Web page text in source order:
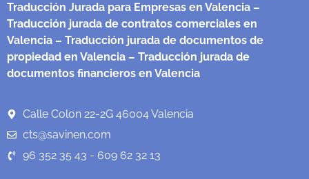
Traducción Jurada para Empresas en Valencia –
Traducción jurada de contratos comerciales en
Valencia – Traducción jurada de documentos de
propiedad en Valencia – Traducción jurada de
documentos financieros en Valencia
Calle Colon 22-2G 46004 Valencia
cts@savinen.com
96 352 35 43 - 609 62 32 13